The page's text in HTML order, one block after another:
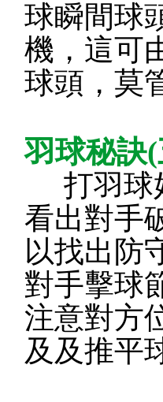
球瞬間球
機，這可
球頭，莫
羽球秘訣
打羽球
看出對手
以找出防
對手擊球
注意對方
及及推平